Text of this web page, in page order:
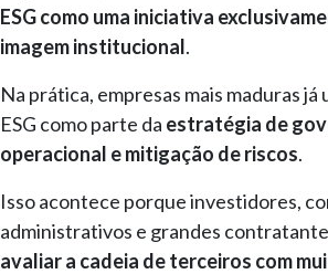
ESG como uma iniciativa
imagem institucional.
Na prática, empresas mais maduras
ESG como parte da estratégia de
operacional e mitigação de riscos.
Isso acontece porque investidores,
administrativos e grandes
avaliar a cadeia de terceiros com